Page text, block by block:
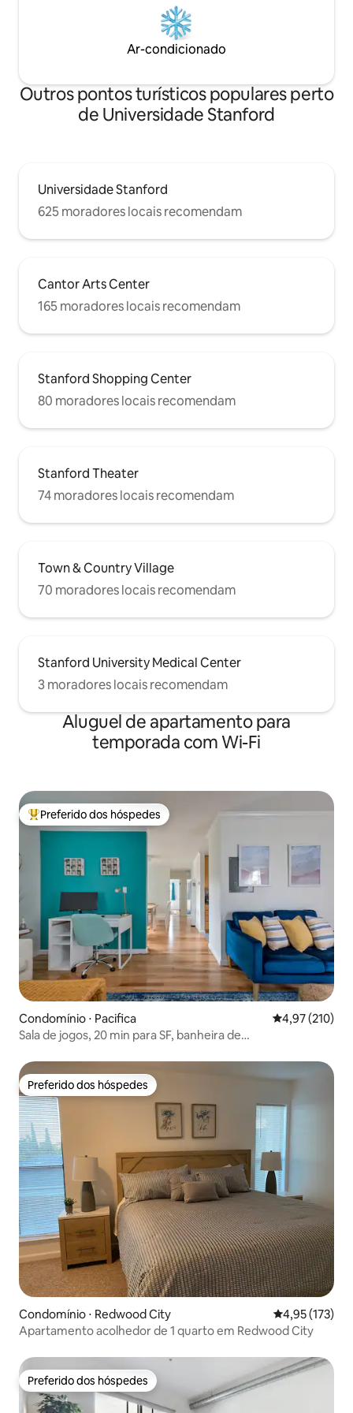
Ar-condicionado
Outros pontos turísticos populares perto
de Universidade Stanford
Universidade Stanford
625 moradores locais recomendam
Cantor Arts Center
165 moradores locais recomendam
Stanford Shopping Center
80 moradores locais recomendam
Stanford Theater
74 moradores locais recomendam
Town & Country Village
70 moradores locais recomendam
Stanford University Medical Center
3 moradores locais recomendam
Aluguel de apartamento para
temporada com Wi-Fi
Entre os melhores preferidos dos hóspedes
Preferido dos hóspedes
Condomínio ⋅ Pacifica 4,97 de uma
4,97 (210)
Sala de jogos, 20 min para SF, banheira de
Preferido dos hóspedes
Preferido dos hóspedes
Condomínio ⋅ Redwood City 4,95 de uma
4,95 (173)
Apartamento acolhedor de 1 quarto em Redwood City
Preferido dos hóspedes
Preferido dos hóspedes